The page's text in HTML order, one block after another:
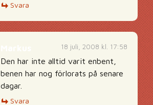
Svara
18 juli, 2008 kl. 17:58
Den har inte alltid varit enbent,
benen har nog förlorats på senare
dagar.
Svara